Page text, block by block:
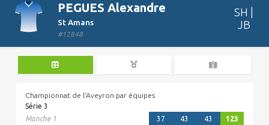
PEGUES Alexandre
St Amans
#12848
SH |
JB
Championnat de l'Aveyron par équipes
Série 3
Manche 1
37 43 43 123